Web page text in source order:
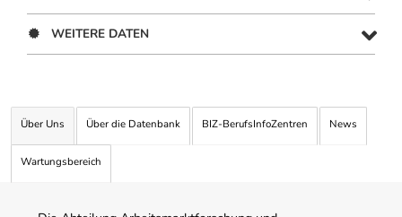
WEITERE DATEN
Über Uns Über die Datenbank BIZ-BerufsInfoZentren News
Wartungsbereich